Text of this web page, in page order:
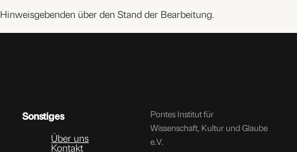
über den Stand der Bearbeitung.
Sonstiges
Über uns
Kontakt
Pontes Institut für
Wissenschaft, Kultur und Glaube
e.V.